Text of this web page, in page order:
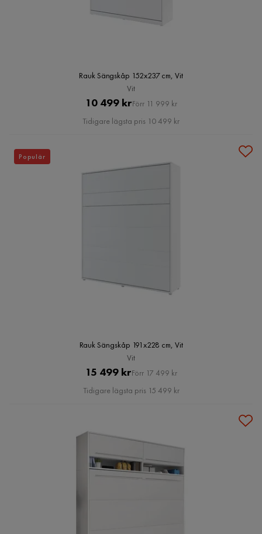
Rauk Sängskåp 152x237 cm, Vit
Vit
Pris
10 499 krOriginal
Pris
Förr 11 999 kr
Tidigare lägsta pris 10 499 kr
Rauk Sängskåp 191x228 cm, Vit
Vit
Pris
15 499 krOriginal
Pris
Förr 17 499 kr
Tidigare lägsta pris 15 499 kr
Populär